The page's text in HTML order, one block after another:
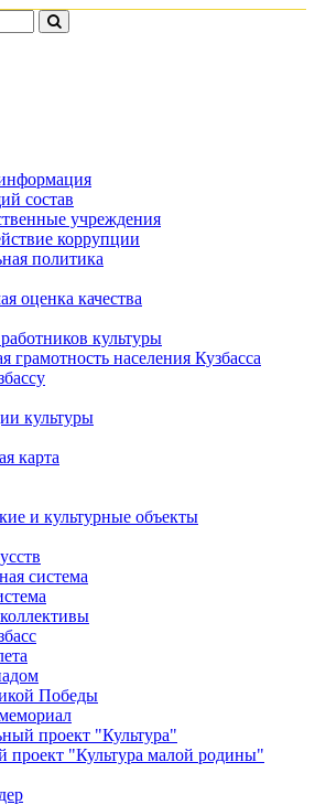
состав
учреждения
коррупции
политика
оценка качества
культуры
грамотность населения Кузбасса
культуры
карта
и культурные объекты
система
Победы
проект "Культура"
проект "Культура малой родины"